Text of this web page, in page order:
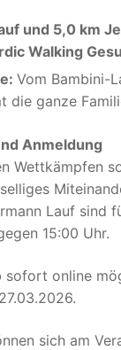
und 5,0 km
Walking
Vom Bambini-
die ganze
Anmeldung
Wettkämpfen
Lauf sind
15:00 Uhr.
sofort online
sich am